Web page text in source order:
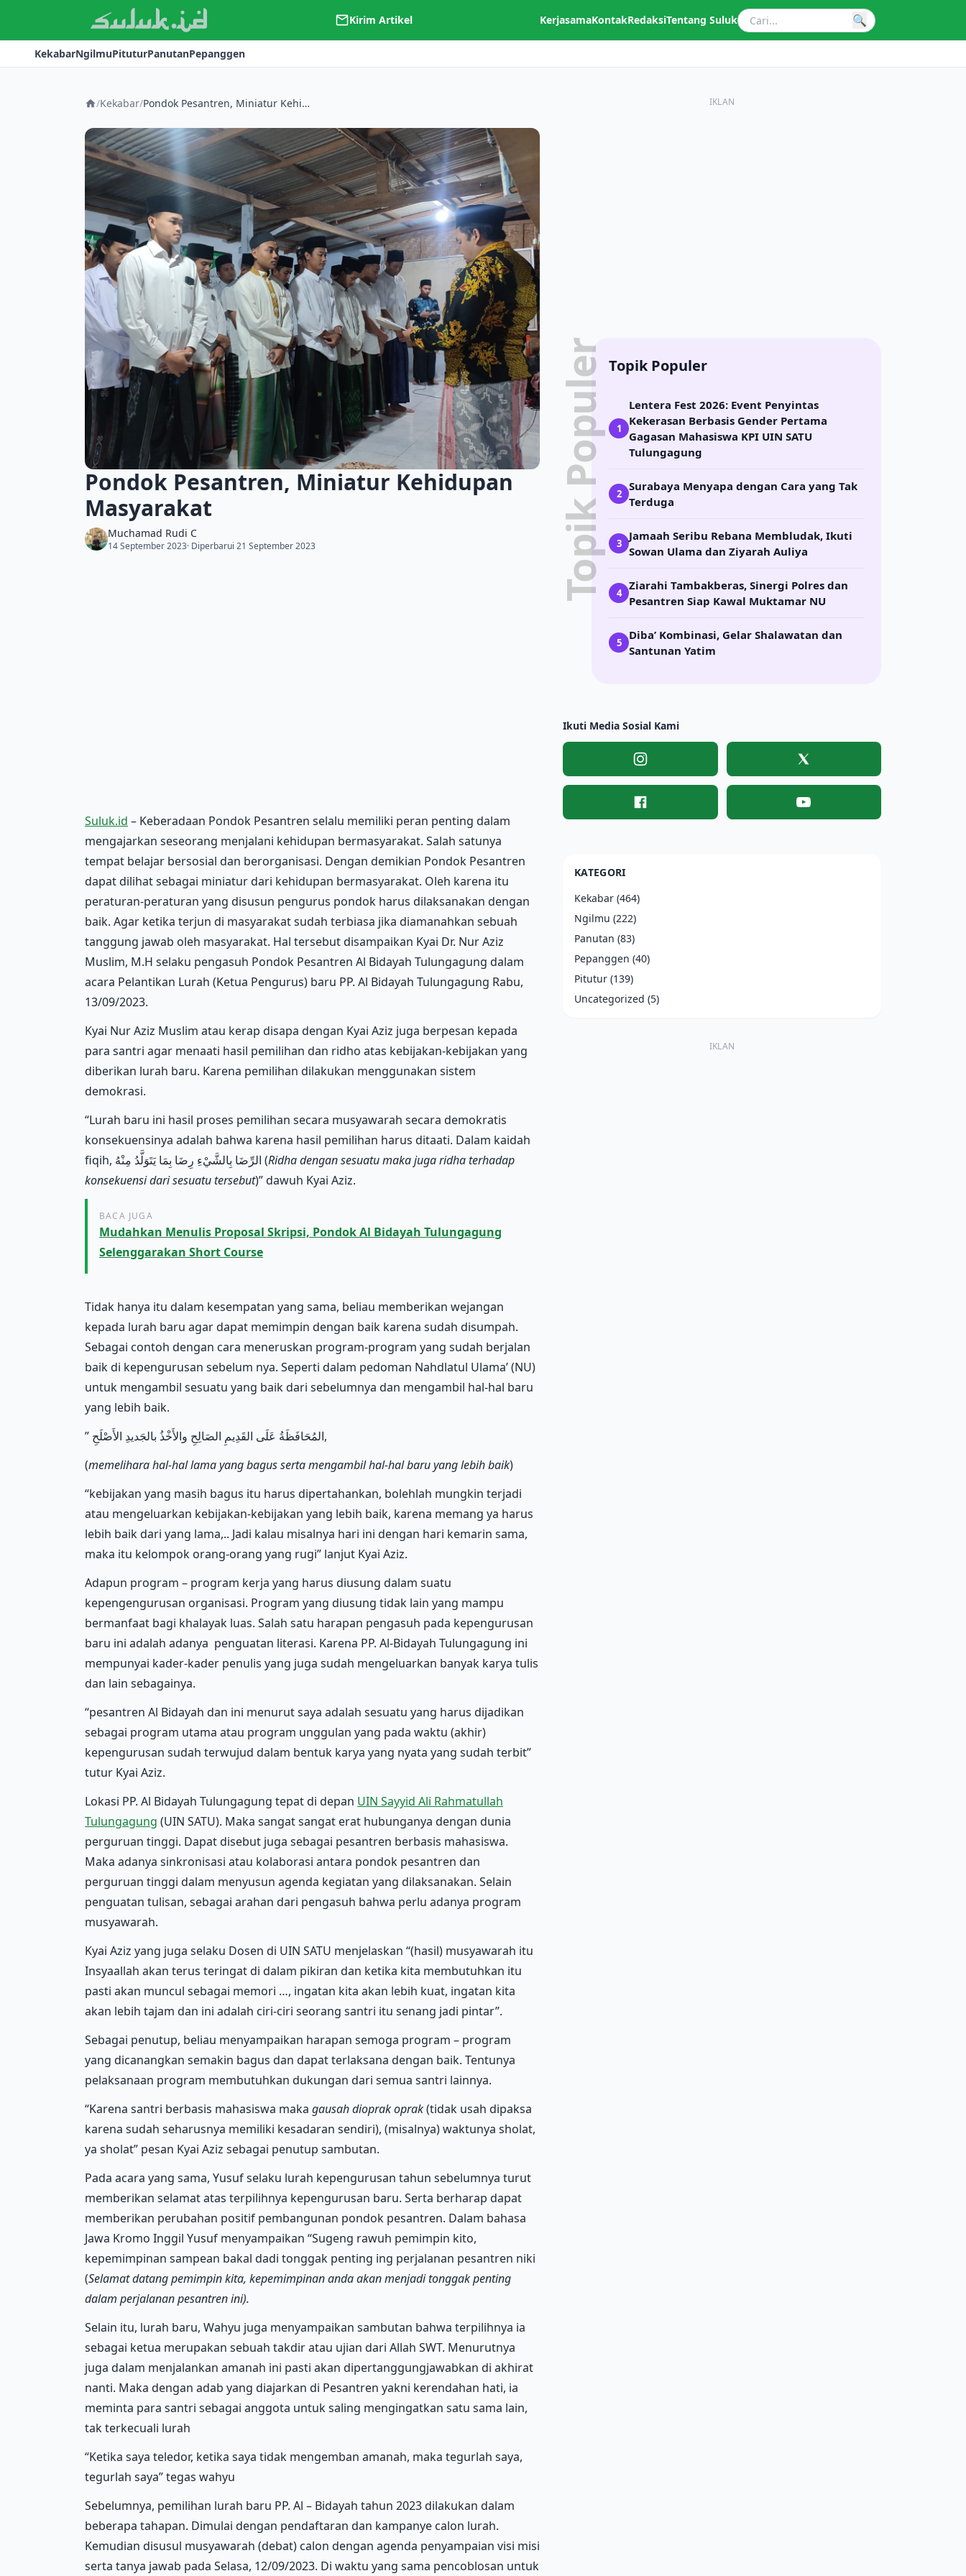
Kirim Artikel KerjasamaKontakRedaksiTentang Suluk 🔍
KekabarNgilmuPituturPanutanPepanggen
/Kekabar/ Pondok Pesantren, Miniatur Kehidupan Masyarakat
Pondok Pesantren, Miniatur Kehidupan
Masyarakat
Muchamad Rudi C
14 September 2023· Diperbarui 21 September 2023
Suluk.id – Keberadaan Pondok Pesantren selalu memiliki peran penting dalam
mengajarkan seseorang menjalani kehidupan bermasyarakat. Salah satunya
tempat belajar bersosial dan berorganisasi. Dengan demikian Pondok Pesantren
dapat dilihat sebagai miniatur dari kehidupan bermasyarakat. Oleh karena itu
peraturan-peraturan yang disusun pengurus pondok harus dilaksanakan dengan
baik. Agar ketika terjun di masyarakat sudah terbiasa jika diamanahkan sebuah
tanggung jawab oleh masyarakat. Hal tersebut disampaikan Kyai Dr. Nur Aziz
Muslim, M.H selaku pengasuh Pondok Pesantren Al Bidayah Tulungagung dalam
acara Pelantikan Lurah (Ketua Pengurus) baru PP. Al Bidayah Tulungagung Rabu,
13/09/2023.
Kyai Nur Aziz Muslim atau kerap disapa dengan Kyai Aziz juga berpesan kepada
para santri agar menaati hasil pemilihan dan ridho atas kebijakan-kebijakan yang
diberikan lurah baru. Karena pemilihan dilakukan menggunakan sistem
demokrasi.
“Lurah baru ini hasil proses pemilihan secara musyawarah secara demokratis
konsekuensinya adalah bahwa karena hasil pemilihan harus ditaati. Dalam kaidah
fiqih, الرِّضَا بِالشَّيْءِ رِضَا بِمَا يَتَوَلَّدُ مِنْهُ (Ridha dengan sesuatu maka juga ridha terhadap
konsekuensi dari sesuatu tersebut)” dawuh Kyai Aziz.
BACA JUGA
Mudahkan Menulis Proposal Skripsi, Pondok Al Bidayah Tulungagung
Selenggarakan Short Course
Tidak hanya itu dalam kesempatan yang sama, beliau memberikan wejangan
kepada lurah baru agar dapat memimpin dengan baik karena sudah disumpah.
Sebagai contoh dengan cara meneruskan program-program yang sudah berjalan
baik di kepengurusan sebelum nya. Seperti dalam pedoman Nahdlatul Ulama’ (NU)
untuk mengambil sesuatu yang baik dari sebelumnya dan mengambil hal-hal baru
yang lebih baik.
” المُحَافَظَةُ عَلَى القَدِيمِ الصَالِحِ والأَخْذُ بالجَديدِ الأَصْلَحِ,
(memelihara hal-hal lama yang bagus serta mengambil hal-hal baru yang lebih baik)
“kebijakan yang masih bagus itu harus dipertahankan, bolehlah mungkin terjadi
atau mengeluarkan kebijakan-kebijakan yang lebih baik, karena memang ya harus
lebih baik dari yang lama,.. Jadi kalau misalnya hari ini dengan hari kemarin sama,
maka itu kelompok orang-orang yang rugi” lanjut Kyai Aziz.
Adapun program – program kerja yang harus diusung dalam suatu
kepengengurusan organisasi. Program yang diusung tidak lain yang mampu
bermanfaat bagi khalayak luas. Salah satu harapan pengasuh pada kepengurusan
baru ini adalah adanya penguatan literasi. Karena PP. Al-Bidayah Tulungagung ini
mempunyai kader-kader penulis yang juga sudah mengeluarkan banyak karya tulis
dan lain sebagainya.
“pesantren Al Bidayah dan ini menurut saya adalah sesuatu yang harus dijadikan
sebagai program utama atau program unggulan yang pada waktu (akhir)
kepengurusan sudah terwujud dalam bentuk karya yang nyata yang sudah terbit”
tutur Kyai Aziz.
Lokasi PP. Al Bidayah Tulungagung tepat di depan UIN Sayyid Ali Rahmatullah
Tulungagung (UIN SATU). Maka sangat sangat erat hubunganya dengan dunia
perguruan tinggi. Dapat disebut juga sebagai pesantren berbasis mahasiswa.
Maka adanya sinkronisasi atau kolaborasi antara pondok pesantren dan
perguruan tinggi dalam menyusun agenda kegiatan yang dilaksanakan. Selain
penguatan tulisan, sebagai arahan dari pengasuh bahwa perlu adanya program
musyawarah.
Kyai Aziz yang juga selaku Dosen di UIN SATU menjelaskan “(hasil) musyawarah itu
Insyaallah akan terus teringat di dalam pikiran dan ketika kita membutuhkan itu
pasti akan muncul sebagai memori …, ingatan kita akan lebih kuat, ingatan kita
akan lebih tajam dan ini adalah ciri-ciri seorang santri itu senang jadi pintar”.
Sebagai penutup, beliau menyampaikan harapan semoga program – program
yang dicanangkan semakin bagus dan dapat terlaksana dengan baik. Tentunya
pelaksanaan program membutuhkan dukungan dari semua santri lainnya.
“Karena santri berbasis mahasiswa maka gausah dioprak oprak(tidak usah dipaksa
karena sudah seharusnya memiliki kesadaran sendiri), (misalnya) waktunya sholat,
ya sholat” pesan Kyai Aziz sebagai penutup sambutan.
Pada acara yang sama, Yusuf selaku lurah kepengurusan tahun sebelumnya turut
memberikan selamat atas terpilihnya kepengurusan baru. Serta berharap dapat
memberikan perubahan positif pembangunan pondok pesantren. Dalam bahasa
Jawa Kromo Inggil Yusuf menyampaikan “Sugeng rawuh pemimpin kito,
kepemimpinan sampean bakal dadi tonggak penting ing perjalanan pesantren niki
(Selamat datang pemimpin kita, kepemimpinan anda akan menjadi tonggak penting
dalam perjalanan pesantren ini).
Selain itu, lurah baru, Wahyu juga menyampaikan sambutan bahwa terpilihnya ia
sebagai ketua merupakan sebuah takdir atau ujian dari Allah SWT. Menurutnya
juga dalam menjalankan amanah ini pasti akan dipertanggungjawabkan di akhirat
nanti. Maka dengan adab yang diajarkan di Pesantren yakni kerendahan hati, ia
meminta para santri sebagai anggota untuk saling mengingatkan satu sama lain,
tak terkecuali lurah
“Ketika saya teledor, ketika saya tidak mengemban amanah, maka tegurlah saya,
tegurlah saya” tegas wahyu
Sebelumnya, pemilihan lurah baru PP. Al – Bidayah tahun 2023 dilakukan dalam
beberapa tahapan. Dimulai dengan pendaftaran dan kampanye calon lurah.
Kemudian disusul musyawarah (debat) calon dengan agenda penyampaian visi misi
serta tanya jawab pada Selasa, 12/09/2023. Di waktu yang sama pencoblosan untuk
IKLAN
Topik PopulerTopik Populer
1
Lentera Fest 2026: Event Penyintas
Kekerasan Berbasis Gender Pertama
Gagasan Mahasiswa KPI UIN SATU
Tulungagung
2
Surabaya Menyapa dengan Cara yang Tak
Terduga
3
Jamaah Seribu Rebana Membludak, Ikuti
Sowan Ulama dan Ziyarah Auliya
4
Ziarahi Tambakberas, Sinergi Polres dan
Pesantren Siap Kawal Muktamar NU
5
Diba’ Kombinasi, Gelar Shalawatan dan
Santunan Yatim
Ikuti Media Sosial Kami
Instagram X
Facebook YouTube
KATEGORI
Kekabar (464)
Ngilmu (222)
Panutan (83)
Pepanggen (40)
Pitutur (139)
Uncategorized (5)
IKLAN